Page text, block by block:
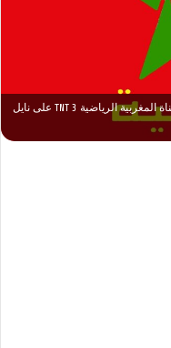
تابع مباراة المغرب والسنغال اليوم.. ضبط تردد قناة المغربية الرياضية 3 TNT على نايل